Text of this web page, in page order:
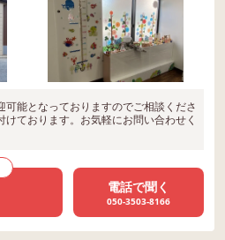
能となっておりますのでご相談くださ
ております。お気軽にお問い合わせく
電話で聞く
050-3503-8166